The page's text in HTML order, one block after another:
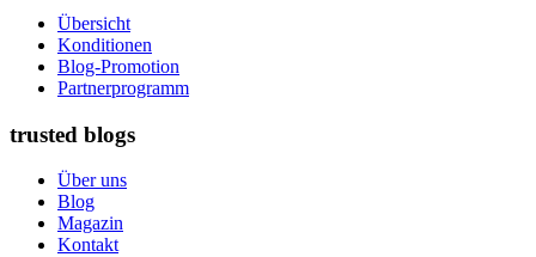
Übersicht
Konditionen
Blog-Promotion
Partnerprogramm
trusted blogs
Über uns
Blog
Magazin
Kontakt